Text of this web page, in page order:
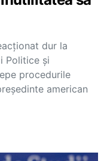
dur la
Politice și
procedurile
american